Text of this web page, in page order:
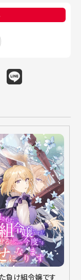
負け組令嬢です